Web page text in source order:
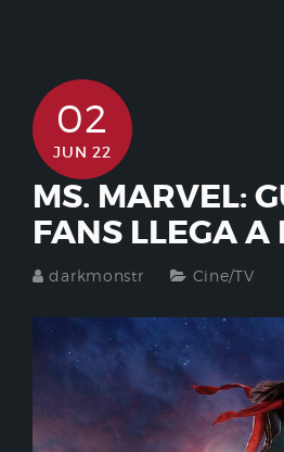
02
JUN 22
MS. MARVEL:
FANS LLEGA A
darkmonstr Cine/TV